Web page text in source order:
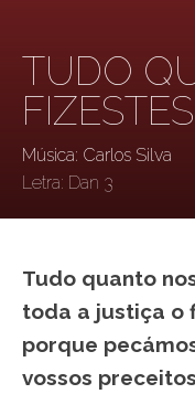
TUDO
FIZESTES
Música: Carlos Silva
Letra: Dan 3
Tudo quanto
toda a justiça o
porque
vossos